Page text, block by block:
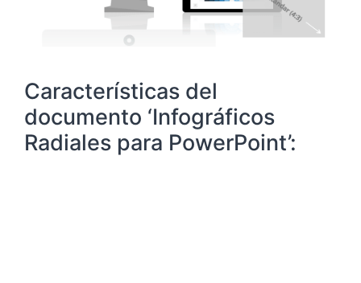
Características del
documento ‘Infográficos
Radiales para PowerPoint’: